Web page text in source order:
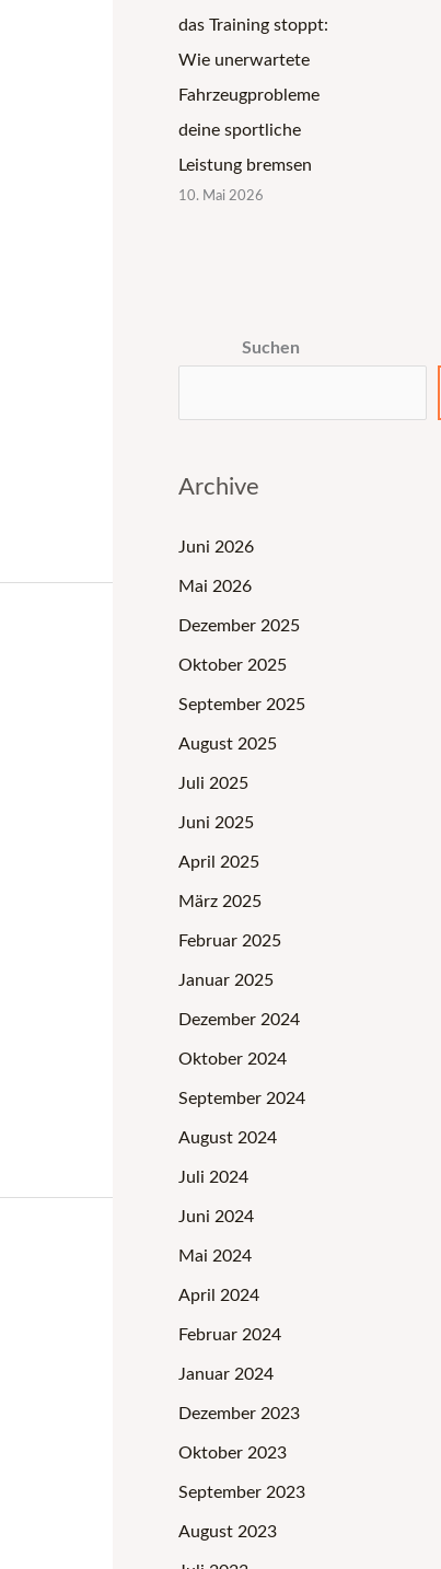
das Training stoppt:
Wie unerwartete
Fahrzeugprobleme
deine sportliche
Leistung bremsen
10. Mai 2026
Suchen
Archive
Juni 2026
Mai 2026
Dezember 2025
Oktober 2025
September 2025
August 2025
Juli 2025
Juni 2025
April 2025
März 2025
Februar 2025
Januar 2025
Dezember 2024
Oktober 2024
September 2024
August 2024
Juli 2024
Juni 2024
Mai 2024
April 2024
Februar 2024
Januar 2024
Dezember 2023
Oktober 2023
September 2023
August 2023